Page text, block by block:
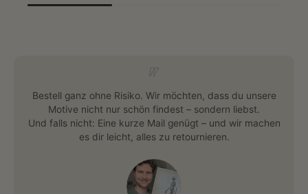
Bestell ganz ohne Risiko. Wir möchten, dass du unsere
Motive nicht nur schön findest – sondern liebst.
Und falls nicht: Eine kurze Mail genügt – und wir machen
es dir leicht, alles zu retournieren.